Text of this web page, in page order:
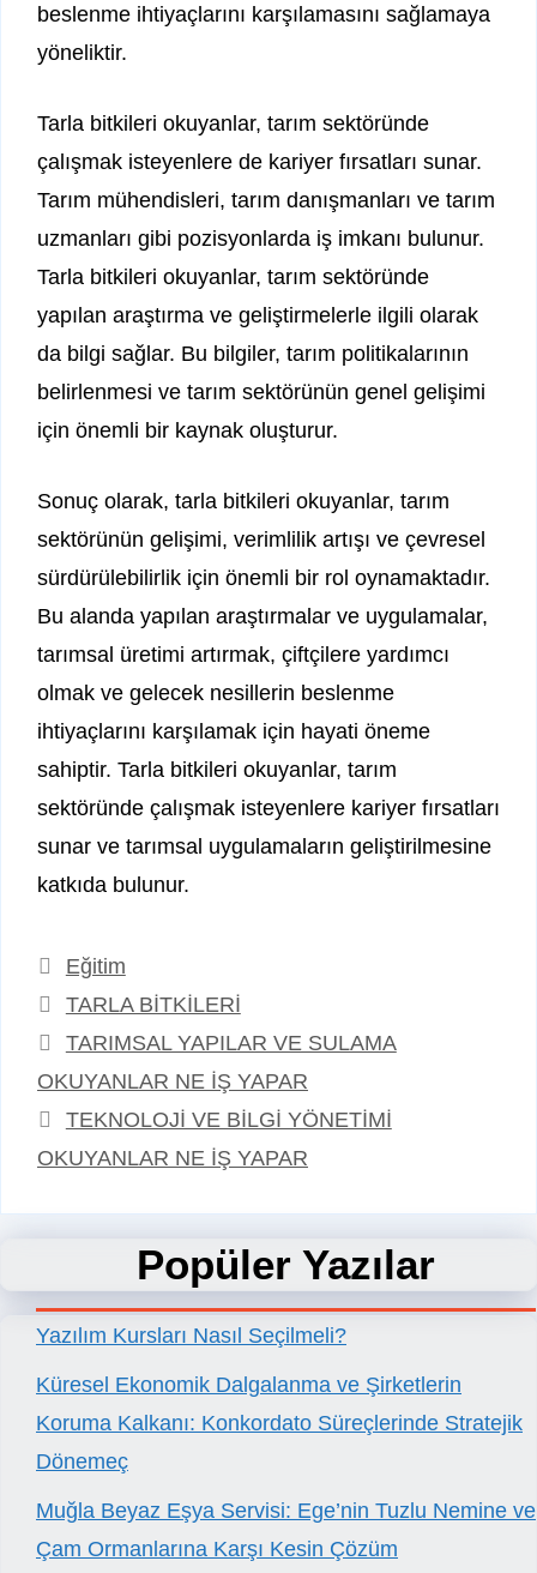
beslenme ihtiyaçlarını karşılamasını sağlamaya
yöneliktir.
Tarla bitkileri okuyanlar, tarım sektöründe
çalışmak isteyenlere de kariyer fırsatları sunar.
Tarım mühendisleri, tarım danışmanları ve tarım
uzmanları gibi pozisyonlarda iş imkanı bulunur.
Tarla bitkileri okuyanlar, tarım sektöründe
yapılan araştırma ve geliştirmelerle ilgili olarak
da bilgi sağlar. Bu bilgiler, tarım politikalarının
belirlenmesi ve tarım sektörünün genel gelişimi
için önemli bir kaynak oluşturur.
Sonuç olarak, tarla bitkileri okuyanlar, tarım
sektörünün gelişimi, verimlilik artışı ve çevresel
sürdürülebilirlik için önemli bir rol oynamaktadır.
Bu alanda yapılan araştırmalar ve uygulamalar,
tarımsal üretimi artırmak, çiftçilere yardımcı
olmak ve gelecek nesillerin beslenme
ihtiyaçlarını karşılamak için hayati öneme
sahiptir. Tarla bitkileri okuyanlar, tarım
sektöründe çalışmak isteyenlere kariyer fırsatları
sunar ve tarımsal uygulamaların geliştirilmesine
katkıda bulunur.
Kategoriler
Eğitim
Etiketler
TARLA BİTKİLERİ
TARIMSAL YAPILAR VE SULAMA
OKUYANLAR NE İŞ YAPAR
TEKNOLOJİ VE BİLGİ YÖNETİMİ
OKUYANLAR NE İŞ YAPAR
Popüler Yazılar
Yazılım Kursları Nasıl Seçilmeli?
Küresel Ekonomik Dalgalanma ve Şirketlerin
Koruma Kalkanı: Konkordato Süreçlerinde Stratejik
Dönemeç
Muğla Beyaz Eşya Servisi: Ege’nin Tuzlu Nemine ve
Çam Ormanlarına Karşı Kesin Çözüm